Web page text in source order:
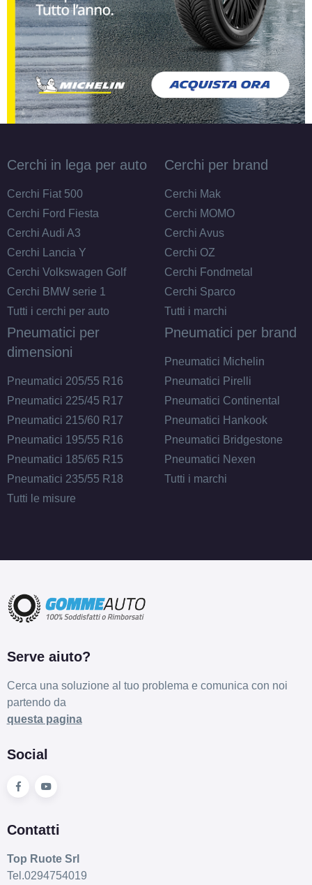
205/60 R16 92H EV
Disponibile
215/65 R16 98H EV
Disponibile
215/65 R16 102H EV XL
195/55 R16 91W EV FR
XL
Disponibile
215/60 R16 95H EV
195/55 R16 87V EV FR
Disponibile
215/60 R16 95V EV
195/55 R16 91V EV FR
XL
Disponibile
Disponibile
215/60 R16 99V EV XL
Disponibile
Cerchi in lega per auto
Cerchi Fiat 500
Cerchi Ford Fiesta
Cerchi Audi A3
Cerchi Lancia Y
Cerchi Volkswagen Golf
Cerchi BMW serie 1
Tutti i cerchi per auto
Cerchi per brand
Cerchi Mak
Cerchi MOMO
Cerchi Avus
Cerchi OZ
Cerchi Fondmetal
Cerchi Sparco
Tutti i marchi
Pneumatici per
dimensioni
Pneumatici 205/55 R16
Pneumatici 225/45 R17
Pneumatici 215/60 R17
Pneumatici 195/55 R16
Pneumatici 185/65 R15
Pneumatici 235/55 R18
Tutti le misure
Pneumatici per brand
Pneumatici Michelin
Pneumatici Pirelli
Pneumatici Continental
Pneumatici Hankook
Pneumatici Bridgestone
Pneumatici Nexen
Tutti i marchi
Serve aiuto?
Cerca una soluzione al tuo problema e comunica con noi
partendo da
questa pagina
Social
Contatti
Top Ruote Srl
Tel.0294754019